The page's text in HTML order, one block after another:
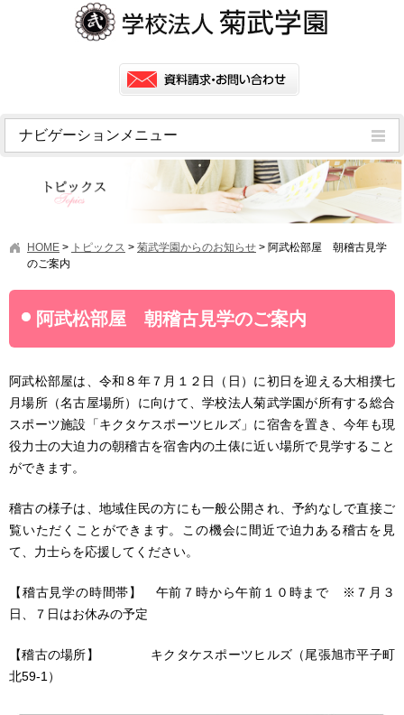
ナビゲーションメニュー
アクセス
情報公開
学園ニュース
オープンキャンパス・行事
HOME > トピックス > 菊武学園からのお知らせ > 阿武松部屋 朝稽古見学
のご案内
阿武松部屋 朝稽古見学のご案内
阿武松部屋は、令和８年７月１２日（日）に初日を迎える大相撲七
月場所（名古屋場所）に向けて、学校法人菊武学園が所有する総合
スポーツ施設「キクタケスポーツヒルズ」に宿舎を置き、今年も現
役力士の大迫力の朝稽古を宿舎内の土俵に近い場所で見学すること
ができます。
稽古の様子は、地域住民の方にも一般公開され、予約なしで直接ご
覧いただくことができます。この機会に間近で迫力ある稽古を見
て、力士らを応援してください。
【稽古見学の時間帯】 午前７時から午前１０時まで ※７月３
日、７日はお休みの予定
【稽古の場所】 キクタケスポーツヒルズ（尾張旭市平子町
北59-1）